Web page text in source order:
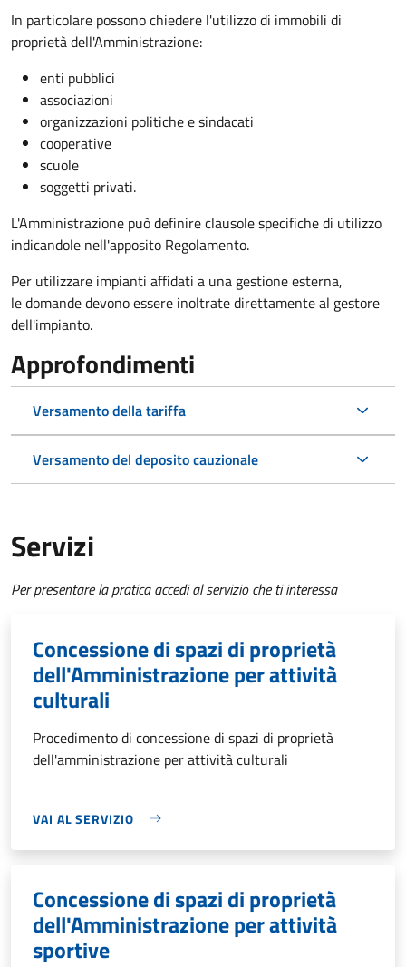
In particolare possono chiedere l'utilizzo di immobili di
proprietà dell'Amministrazione:
enti pubblici
associazioni
organizzazioni politiche e sindacati
cooperative
scuole
soggetti privati.
L'Amministrazione può definire clausole specifiche di utilizzo
indicandole nell'apposito Regolamento.
Per utilizzare impianti affidati a una gestione esterna,
le domande devono essere inoltrate direttamente al gestore
dell'impianto.
Approfondimenti
Versamento della tariffa
Versamento del deposito cauzionale
Servizi
Per presentare la pratica accedi al servizio che ti interessa
Concessione di spazi di proprietà
dell'Amministrazione per attività
culturali
Procedimento di concessione di spazi di proprietà
dell'amministrazione per attività culturali
VAI AL SERVIZIO
Concessione di spazi di proprietà
dell'Amministrazione per attività
sportive